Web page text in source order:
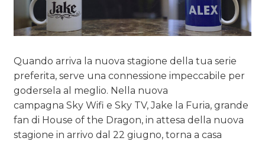
Quando arriva la nuova stagione della tua serie
preferita, serve una connessione impeccabile per
godersela al meglio. Nella nuova
campagna Sky Wifi e Sky TV, Jake la Furia, grande
fan di House of the Dragon, in attesa della nuova
stagione in arrivo dal 22 giugno, torna a casa